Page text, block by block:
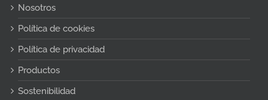
Nosotros
Política de cookies
Política de privacidad
Productos
Sostenibilidad